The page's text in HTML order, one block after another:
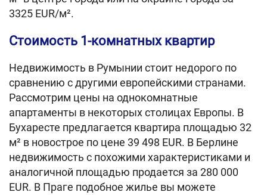
3325 EUR/м².
Стоимость 1-комнатных квартир
Недвижимость в Румынии стоит недорого по
сравнению с другими европейскими странами.
Рассмотрим цены на однокомнатные
апартаменты в некоторых столицах Европы. В
Бухаресте предлагается квартира площадью 32
м² в новострое по цене 39 498 EUR. В Берлине
недвижимость с похожими характеристиками и
аналогичной площадью продается за 280 000
EUR. В Праге подобное жилье вы можете